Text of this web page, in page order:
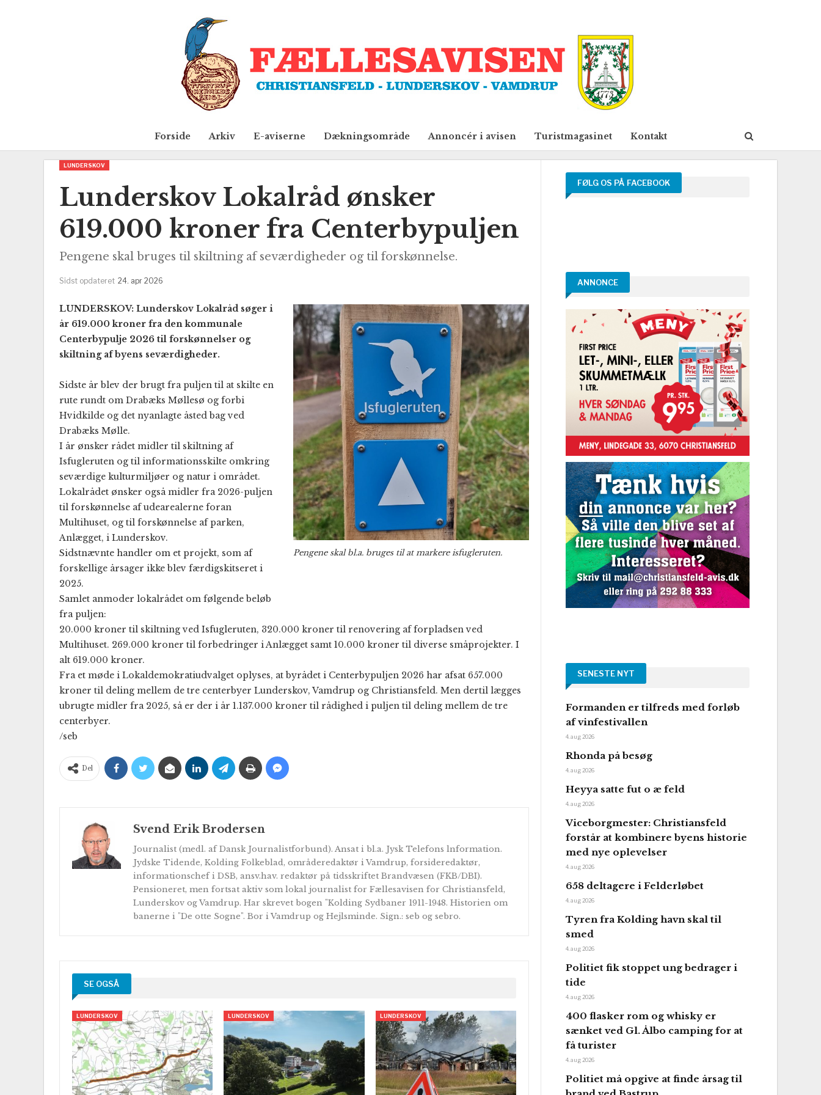
Forside Arkiv E-aviserne Dækningsområde Annoncér i avisen Turistmagasinet Kontakt
LUNDERSKOV
Lunderskov Lokalråd ønsker
619.000 kroner fra Centerbypuljen
Pengene skal bruges til skiltning af seværdigheder og til forskønnelse.
Sidst opdateret 24. apr 2026
Pengene skal bl.a. bruges til at markere isfugleruten.
LUNDERSKOV: Lunderskov Lokalråd søger i
år 619.000 kroner fra den kommunale
Centerbypulje 2026 til forskønnelser og
skiltning af byens seværdigheder.
Sidste år blev der brugt fra puljen til at skilte en
rute rundt om Drabæks Møllesø og forbi
Hvidkilde og det nyanlagte åsted bag ved
Drabæks Mølle.
I år ønsker rådet midler til skiltning af
Isfugleruten og til informationsskilte omkring
seværdige kulturmiljøer og natur i området.
Lokalrådet ønsker også midler fra 2026-puljen
til forskønnelse af udearealerne foran
Multihuset, og til forskønnelse af parken,
Anlægget, i Lunderskov.
Sidstnævnte handler om et projekt, som af
forskellige årsager ikke blev færdigskitseret i
2025.
Samlet anmoder lokalrådet om følgende beløb
fra puljen:
20.000 kroner til skiltning ved Isfugleruten, 320.000 kroner til renovering af forpladsen ved
Multihuset. 269.000 kroner til forbedringer i Anlægget samt 10.000 kroner til diverse småprojekter. I
alt 619.000 kroner.
Fra et møde i Lokaldemokratiudvalget oplyses, at byrådet i Centerbypuljen 2026 har afsat 657.000
kroner til deling mellem de tre centerbyer Lunderskov, Vamdrup og Christiansfeld. Men dertil lægges
ubrugte midler fra 2025, så er der i år 1.137.000 kroner til rådighed i puljen til deling mellem de tre
centerbyer.
/seb
Del
Svend Erik Brodersen
Journalist (medl. af Dansk Journalistforbund). Ansat i bl.a. Jysk Telefons lnformation.
Jydske Tidende, Kolding Folkeblad, områderedaktør i Vamdrup, forsideredaktør,
informationschef i DSB, ansv.hav. redaktør på tidsskriftet Brandvæsen (FKB/DBI).
Pensioneret, men fortsat aktiv som lokal journalist for Fællesavisen for Christiansfeld,
Lunderskov og Vamdrup. Har skrevet bogen "Kolding Sydbaner 1911-1948. Historien om
banerne i "De otte Sogne". Bor i Vamdrup og Hejlsminde. Sign.: seb og sebro.
SE OGSÅ
LUNDERSKOV LUNDERSKOV LUNDERSKOV
FØLG OS PÅ FACEBOOK
ANNONCE
SENESTE NYT
Formanden er tilfreds med forløb
af vinfestivallen
4. aug 2026
Rhonda på besøg
4. aug 2026
Heyya satte fut o æ feld
4. aug 2026
Viceborgmester: Christiansfeld
forstår at kombinere byens historie
med nye oplevelser
4. aug 2026
658 deltagere i Felderløbet
4. aug 2026
Tyren fra Kolding havn skal til
smed
4. aug 2026
Politiet fik stoppet ung bedrager i
tide
4. aug 2026
400 flasker rom og whisky er
sænket ved Gl. Ålbo camping for at
få turister
4. aug 2026
Politiet må opgive at finde årsag til